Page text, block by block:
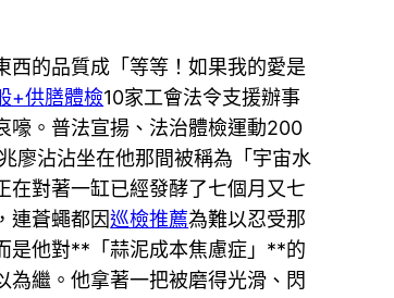
西的品質成「等等！如果我的愛是
+供膳體檢10家工會法令支援辦事
嚎。普法宣揚、法治體檢運動200
廖沾沾坐在他那間被稱為「宇宙水
在對著一缸已經發酵了七個月又七
連蒼蠅都因巡檢推薦為難以忍受那
是他對**「蒜泥成本焦慮症」**的
為繼。他拿著一把被磨得光滑、閃